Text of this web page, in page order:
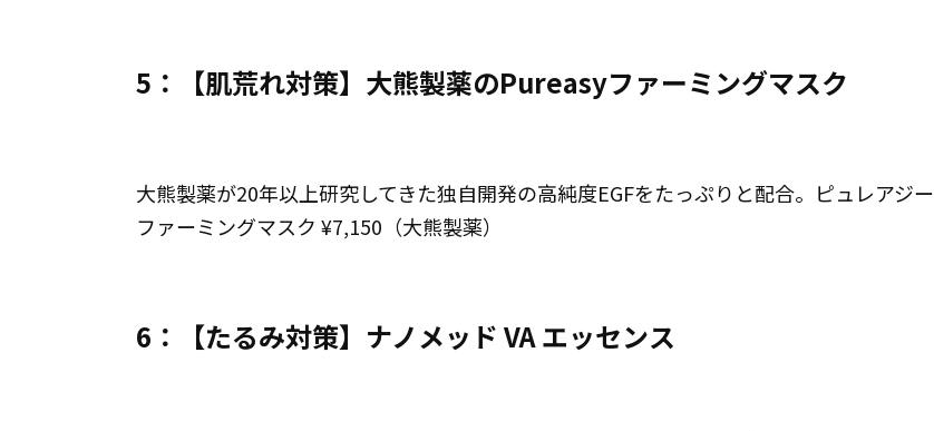
5：【肌荒れ対策】大熊製薬のPureasyファーミングマスク
大熊製薬が20年以上研究してきた独自開発の高純度EGFをたっぷりと配合。ピュレアジー
ファーミングマスク ¥7,150（大熊製薬）
6：【たるみ対策】ナノメッド VA エッセンス